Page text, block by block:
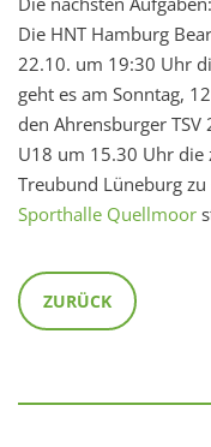
Die HNT Hamburg
22.10. um 19:30 Uhr
geht es am Sonntag,
den Ahrensburger
U18 um 15.30 Uhr die
Treubund Lüneburg
Sporthalle Quellmoor
ZURÜCK